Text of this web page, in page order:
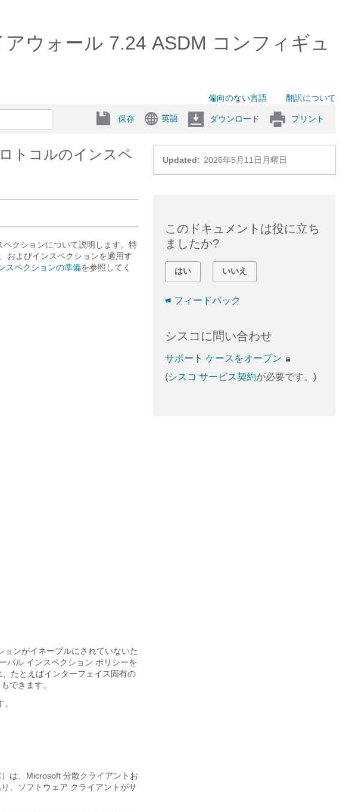
ウォール 7.24 ASDM コンフィギュ
偏向のない言語 翻訳について
保存 英語 ダウンロード プリント
Updated: 2026年5月11日月曜日
トコルのインスペ
クションについて説明します。特
およびインスペクションを適用す
スペクションの準備を参照してく
ンがイネーブルにされていないた
バル インスペクション ポリシーを
たとえばインターフェイス固有の
できます。
は、Microsoft 分散クライアントお
、ソフトウェア クライアントがサ
このドキュメントは役に立ち
ましたか?
はい いいえ
フィードバック
シスコに問い合わせ
サポート ケースをオープン
(シスコ サービス契約が必要です。)